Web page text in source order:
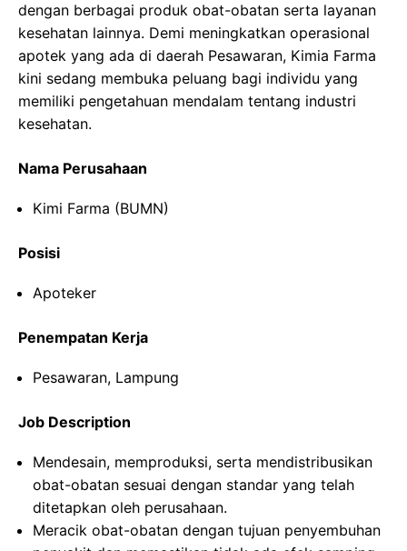
dengan berbagai produk obat-obatan serta layanan
kesehatan lainnya. Demi meningkatkan operasional
apotek yang ada di daerah Pesawaran, Kimia Farma
kini sedang membuka peluang bagi individu yang
memiliki pengetahuan mendalam tentang industri
kesehatan.
Nama Perusahaan
Kimi Farma (BUMN)
Posisi
Apoteker
Penempatan Kerja
Pesawaran, Lampung
Job Description
Mendesain, memproduksi, serta mendistribusikan
obat-obatan sesuai dengan standar yang telah
ditetapkan oleh perusahaan.
Meracik obat-obatan dengan tujuan penyembuhan